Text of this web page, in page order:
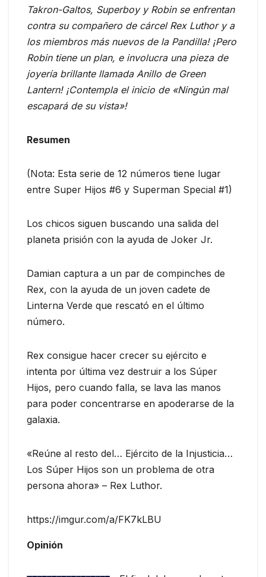
Takron-Galtos, Superboy y Robin se enfrentan
contra su compañero de cárcel Rex Luthor y a
los miembros más nuevos de la Pandilla! ¡Pero
Robin tiene un plan, e involucra una pieza de
joyería brillante llamada Anillo de Green
Lantern! ¡Contempla el inicio de «Ningún mal
escapará de su vista»!
Resumen
(Nota: Esta serie de 12 números tiene lugar
entre Super Hijos #6 y Superman Special #1)
Los chicos siguen buscando una salida del
planeta prisión con la ayuda de Joker Jr.
Damian captura a un par de compinches de
Rex, con la ayuda de un joven cadete de
Linterna Verde que rescató en el último
número.
Rex consigue hacer crecer su ejército e
intenta por última vez destruir a los Súper
Hijos, pero cuando falla, se lava las manos
para poder concentrarse en apoderarse de la
galaxia.
«Reúne al resto del… Ejército de la Injusticia…
Los Súper Hijos son un problema de otra
persona ahora» – Rex Luthor.
https://imgur.com/a/FK7kLBU
Opinión